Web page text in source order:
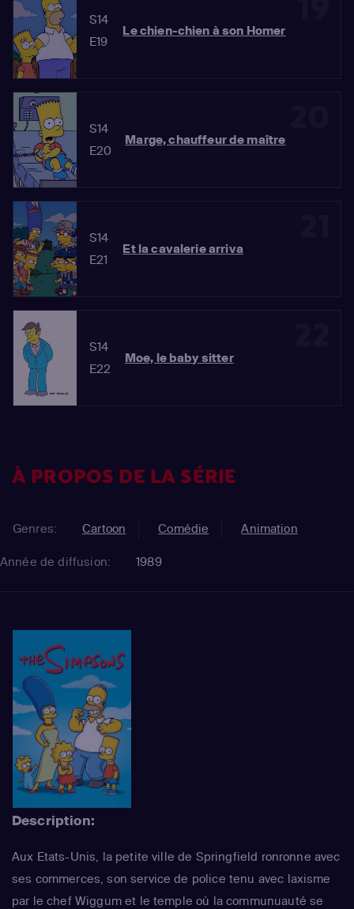
S14
E19
Le chien-chien à son Homer
S14
E20
Marge, chauffeur de maître
S14
E21
Et la cavalerie arriva
S14
E22
Moe, le baby sitter
À PROPOS DE LA SÉRIE
Genres: Cartoon Comédie Animation
Année de diffusion: 1989
Description:
Aux Etats-Unis, la petite ville de Springfield ronronne avec
ses commerces, son service de police tenu avec laxisme
par le chef Wiggum et le temple où la communuauté se